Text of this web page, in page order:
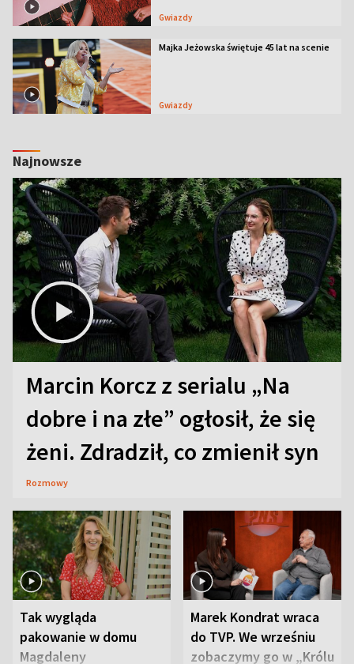
Gwiazdy
Majka Jeżowska świętuje 45 lat na scenie
Gwiazdy
Najnowsze
Marcin Korcz z serialu „Na
dobre i na złe” ogłosił, że się
żeni. Zdradził, co zmienił syn
Rozmowy
Tak wygląda
pakowanie w domu
Magdaleny
Marek Kondrat wraca
do TVP. We wrześniu
zobaczymy go w „Królu